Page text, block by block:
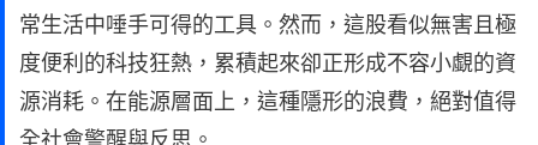
常生活中唾手可得的工具。然而，這股看似無害且極
度便利的科技狂熱，累積起來卻正形成不容小覷的資
源消耗。在能源層面上，這種隱形的浪費，絕對值得
全社會警醒與反思。